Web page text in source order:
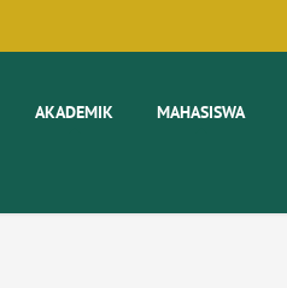
AKADEMIK MAHASISWA